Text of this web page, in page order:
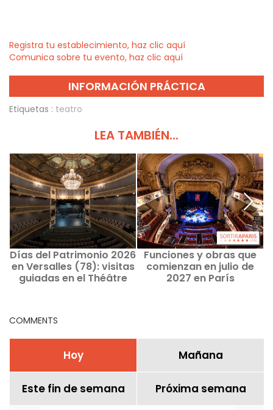
Registra tu establecimiento, haz clic aquí
Comunica sobre tu evento, haz clic aquí
INFORMACIÓN PRÁCTICA
Etiquetas : teatro
LEA TAMBIÉN...
Días del Patrimonio 2026
en Versalles (78): visitas
guiadas en el Théâtre
Funciones y obras que
comienzan en julio de
2027 en París
COMMENTS
Hoy Mañana
Este fin de semana Próxima semana